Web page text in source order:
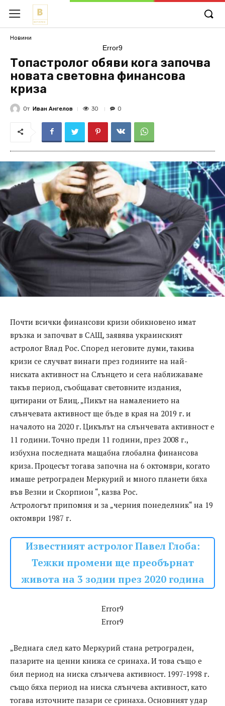
Новини
Error9
Топастролог обяви кога започва
новата световна финансова
криза
От Иван Ангелов 30 0
Почти всички финансови кризи обикновено имат
връзка и започват в САЩ, заявява украинският
астролог Влад Рос. Според неговите думи, такива
кризи се случват винаги през годините на най-
ниската активност на Слънцето и сега наближаваме
такъв период, съобщават световните издания,
цитирани от Блиц. „Пикът на намалението на
слънчевата активност ще бъде в края на 2019 г. и
началото на 2020 г. Цикълът на слънчевата активност е
11 години. Точно преди 11 години, през 2008 г.,
избухна последната мащабна глобална финансова
криза. Процесът тогава започна на 6 октомври, когато
имаше ретрограден Меркурий и много планети бяха
във Везни и Скорпион “, казва Рос.
Астрологът припомня и за „черния понеделник“ на 19
октомври 1987 г.
Известният астролог Павел Глоба:
Тежки промени ще преобърнат
живота на 3 зодии през 2020 година
Error9
Error9
„Веднага след като Меркурий стана ретрограден,
пазарите на ценни книжа се сринаха. И това също е
бил период на ниска слънчева активност. 1997-1998 г.
също бяха период на ниска слънчева активност, като
тогава източните пазари се сринаха. Основният удар